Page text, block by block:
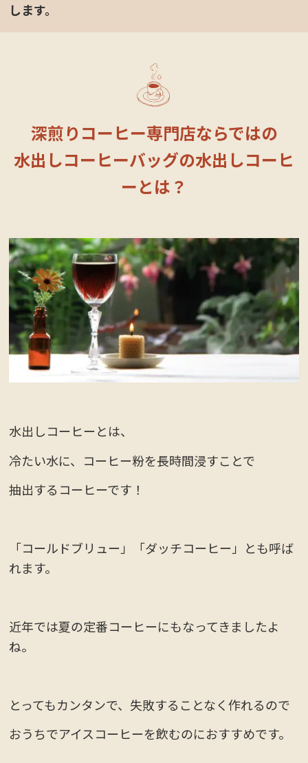
します。
深煎りコーヒー専門店ならではの
水出しコーヒーバッグの水出しコーヒ
ーとは？
水出しコーヒーとは、
冷たい水に、コーヒー粉を長時間浸すことで
抽出するコーヒーです！
「コールドブリュー」「ダッチコーヒー」とも呼ば
れます。
近年では夏の定番コーヒーにもなってきましたよ
ね。
とってもカンタンで、失敗することなく作れるので
おうちでアイスコーヒーを飲むのにおすすめです。